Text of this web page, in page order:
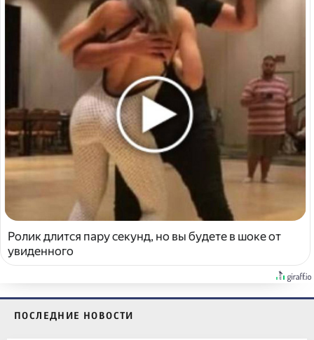
Ролик длится пару секунд, но вы будете в шоке от
увиденного
ПОСЛЕДНИЕ НОВОСТИ